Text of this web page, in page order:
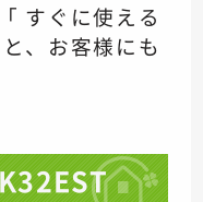
すぐに使える
、お客様にも